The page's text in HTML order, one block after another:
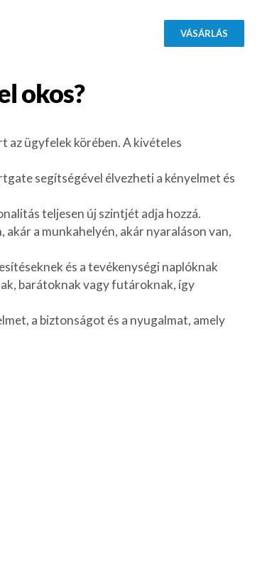
VÁSÁRLÁS
okos?
az ügyfelek körében. A kivételes
segítségével élvezheti a kényelmet és
teljesen új szintjét adja hozzá.
a munkahelyén, akár nyaraláson van,
és a tevékenységi naplóknak
barátoknak vagy futároknak, így
a biztonságot és a nyugalmat, amely